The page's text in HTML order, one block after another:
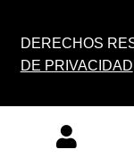
DERECHOS
DE PRIVACIDAD
PRODUCTS